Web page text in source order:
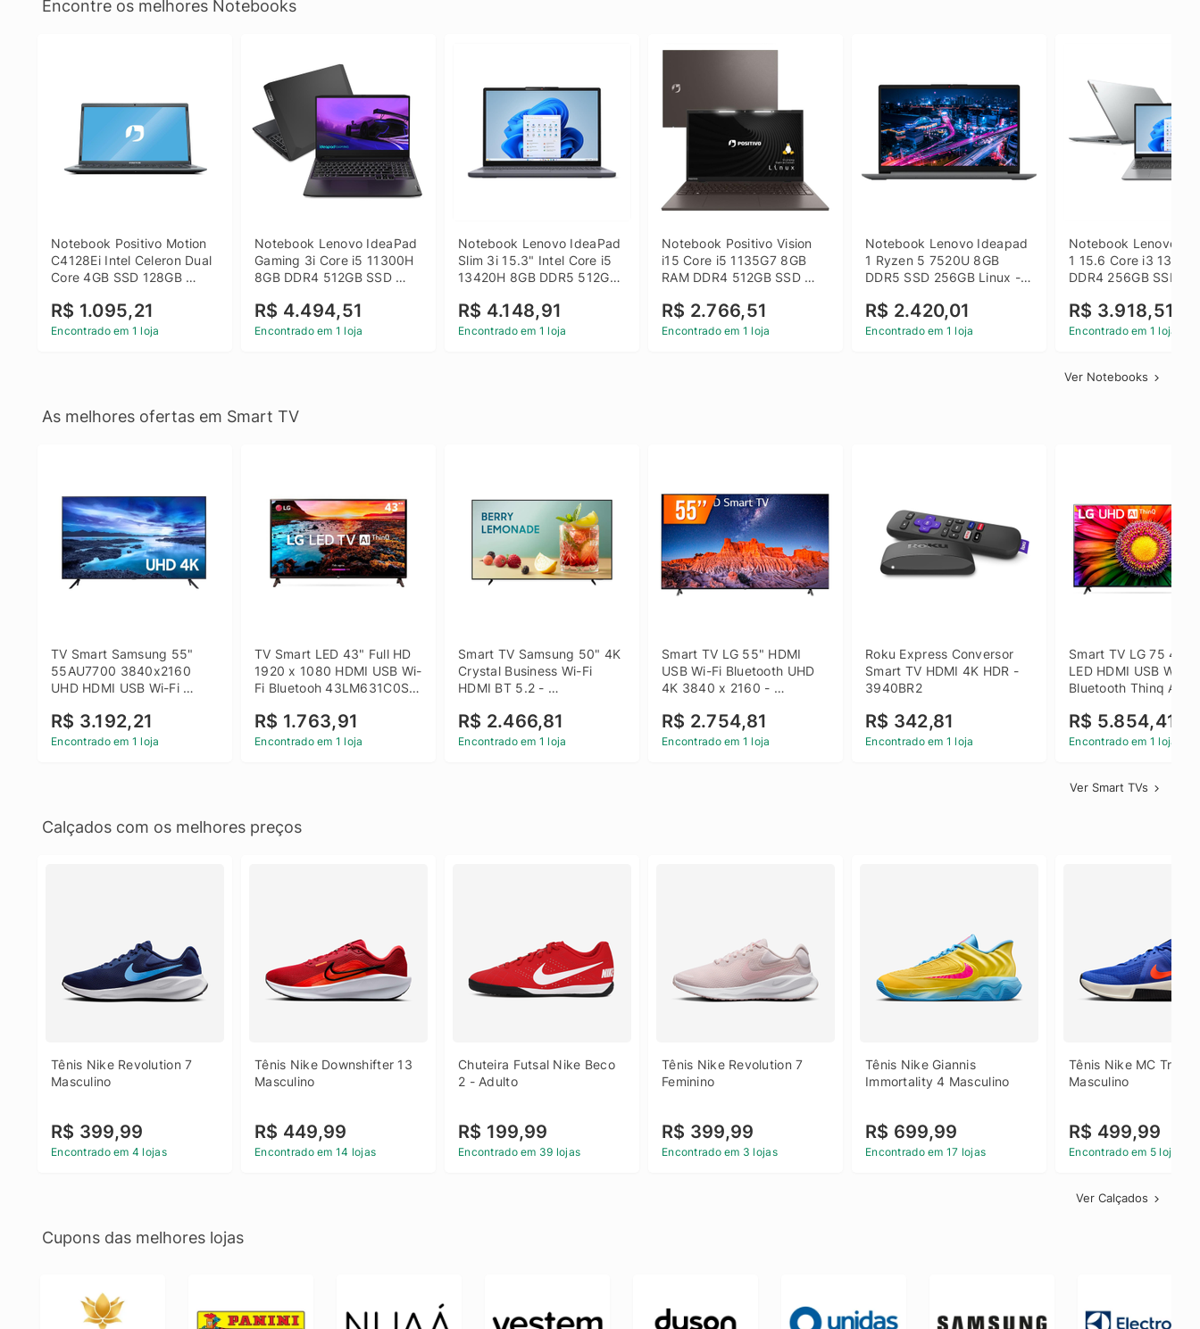
Encontre os melhores Notebooks
Notebook Positivo Motion
C4128Ei Intel Celeron Dual
Core 4GB SSD 128GB
R$ 1.095,21
Encontrado em 1 loja
Notebook Lenovo IdeaPad
Gaming 3i Core i5 11300H
8GB DDR4 512GB SSD
Linux - Preto
R$ 4.494,51
Encontrado em 1 loja
Notebook Lenovo IdeaPad
Slim 3i 15.3" Intel Core i5
13420H 8GB DDR5 512GB
R$ 4.148,91
Encontrado em 1 loja
Notebook Positivo Vision
i15 Core i5 1135G7 8GB
RAM DDR4 512GB SSD
R$ 2.766,51
Encontrado em 1 loja
Notebook Lenovo Ideapad
1 Ryzen 5 7520U 8GB
DDR5 SSD 256GB Linux -
R$ 2.420,01
Encontrado em 1 loja
Notebook Lenovo
1 15.6 Core i3 1315U
DDR4 256GB SSD
R$ 3.918,51
Encontrado em 1 loja
Ver Notebooks
As melhores ofertas em Smart TV
TV Smart Samsung 55"
55AU7700 3840x2160
UHD HDMI USB Wi-Fi
R$ 3.192,21
Encontrado em 1 loja
TV Smart LED 43" Full HD
1920 x 1080 HDMI USB Wi-
Fi Bluetooh 43LM631C0SB
R$ 1.763,91
Encontrado em 1 loja
Smart TV Samsung 50" 4K
Crystal Business Wi-Fi
HDMI BT 5.2 -
R$ 2.466,81
Encontrado em 1 loja
Smart TV LG 55" HDMI
USB Wi-Fi Bluetooth UHD
4K 3840 x 2160 -
R$ 2.754,81
Encontrado em 1 loja
Roku Express Conversor
Smart TV HDMI 4K HDR -
3940BR2
R$ 342,81
Encontrado em 1 loja
Smart TV LG 75 4K
LED HDMI USB Wi-Fi
Bluetooth Thinq AI -
R$ 5.854,41
Encontrado em 1 loja
Ver Smart TVs
Calçados com os melhores preços
Tênis Nike Revolution 7
Masculino
R$ 399,99
Encontrado em 4 lojas
Tênis Nike Downshifter 13
Masculino
R$ 449,99
Encontrado em 14 lojas
Chuteira Futsal Nike Beco
2 - Adulto
R$ 199,99
Encontrado em 39 lojas
Tênis Nike Revolution 7
Feminino
R$ 399,99
Encontrado em 3 lojas
Tênis Nike Giannis
Immortality 4 Masculino
R$ 699,99
Encontrado em 17 lojas
Tênis Nike MC
Masculino
R$ 499,99
Encontrado em 5 lojas
Ver Calçados
Cupons das melhores lojas